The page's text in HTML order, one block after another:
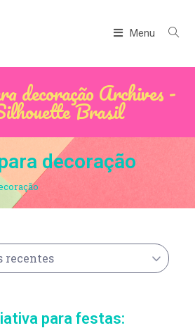
Menu
decoração Archives -
Brasil
decoração
recentes
para festas: